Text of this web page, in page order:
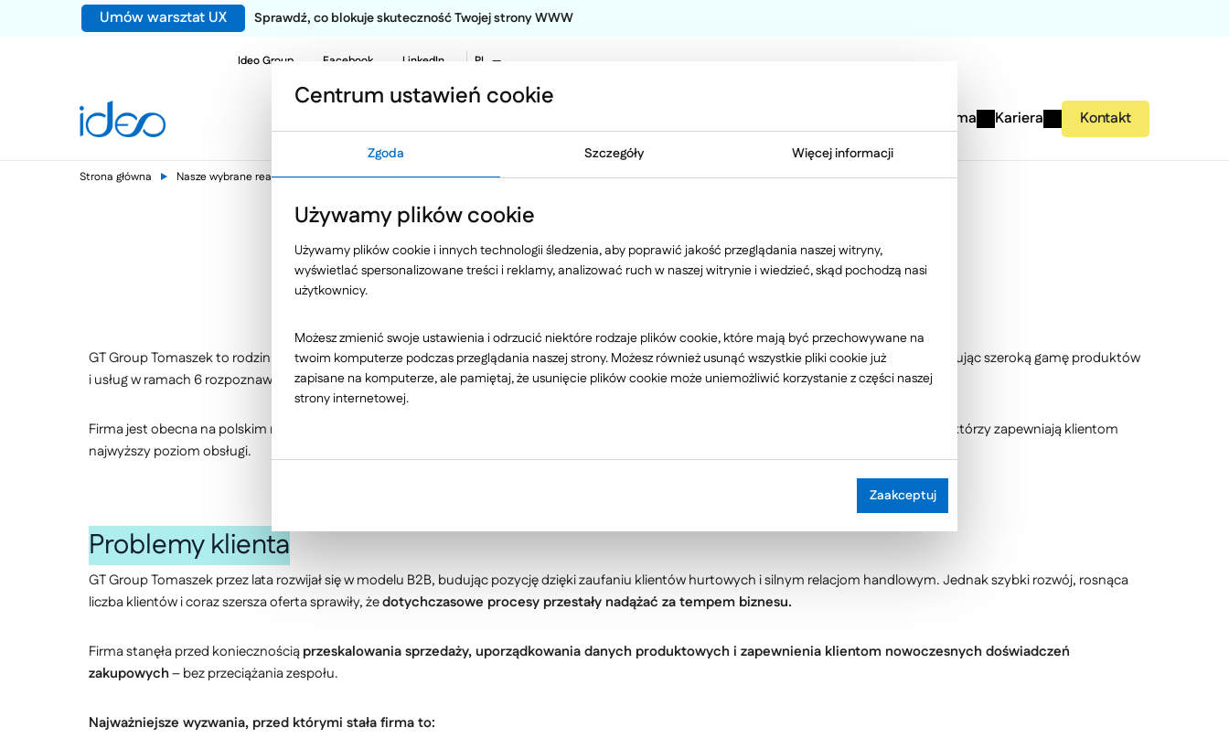
Umów warsztat UX Sprawdź, co blokuje skuteczność Twojej strony WWW
Ideo Group Facebook LinkedIn
PL
EN
NO
Firma Kariera Kontakt
Strona główna Nasze wybrane realizacje
Platforma e-commerce dla
GT Group Tomaszek
GT Group Tomaszek to rodzinna firma z ponad 30-letnim doświadczeniem w branży AGD/RTV. Jest jednym z liderów tego rynku w Polsce, oferując szeroką gamę produktów
i usług w ramach 6 rozpoznawalnych marek, m.in.Max Elektro, Max KuchnieorazKernau.
Firma jest obecna na polskim rynku w ponad
Zatrudnia ponad 500 pracowników, którzy zapewniają klientom
najwyższy poziom obsługi.
Problemy klienta
GT Group Tomaszek przez lata rozwijał się w modelu B2B, budując pozycję dzięki zaufaniu klientów hurtowych i silnym relacjom handlowym. Jednak szybki rozwój, rosnąca
liczba klientów i coraz szersza oferta sprawiły, żedotychczasowe procesy przestały nadążać za tempem biznesu.
Firma stanęła przed koniecznościąprzeskalowania sprzedaży, uporządkowania danych produktowych i zapewnienia klientom nowoczesnych doświadczeń
zakupowych– bez przeciążania zespołu.
Najważniejsze wyzwania, przed którymi stała firma to:
Centrum ustawień cookie
Zgoda Szczegóły Więcej informacji
Używamy plików cookie
Używamy plików cookie i innych technologii śledzenia, aby poprawić jakość przeglądania naszej witryny,
wyświetlać spersonalizowane treści i reklamy, analizować ruch w naszej witrynie i wiedzieć, skąd pochodzą nasi
użytkownicy.
Możesz zmienić swoje ustawienia i odrzucić niektóre rodzaje plików cookie, które mają być przechowywane na
twoim komputerze podczas przeglądania naszej strony. Możesz również usunąć wszystkie pliki cookie już
zapisane na komputerze, ale pamiętaj, że usunięcie plików cookie może uniemożliwić korzystanie z części naszej
strony internetowej.
Zaakceptuj